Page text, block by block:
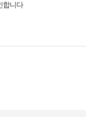
합니다